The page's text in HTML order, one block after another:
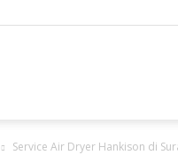
Service Air Dryer Hankison di